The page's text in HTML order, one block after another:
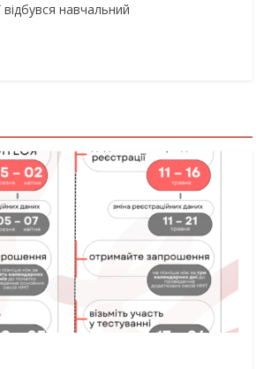
відбувся навчальний